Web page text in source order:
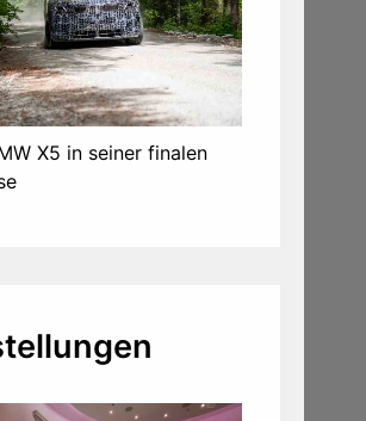
X5 in seiner finalen